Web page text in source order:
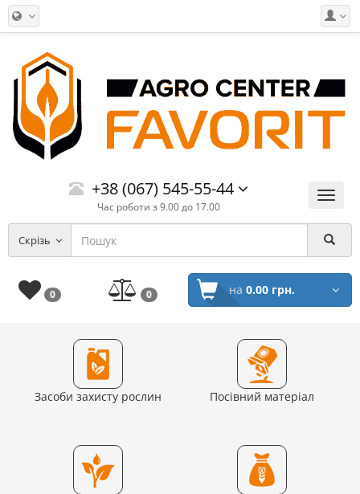
Меню
+38 (067) 545-55-44
Час роботи з 9.00 до 17.00
Скрізь
0 0 на 0.00 грн.
Засоби захисту рослин Посівний матеріал